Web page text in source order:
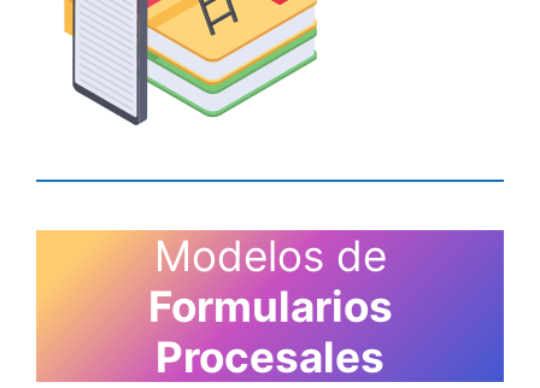
Modelos de
Formularios
Procesales